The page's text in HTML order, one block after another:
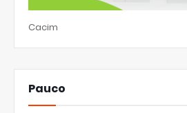
Cacim
Pauco